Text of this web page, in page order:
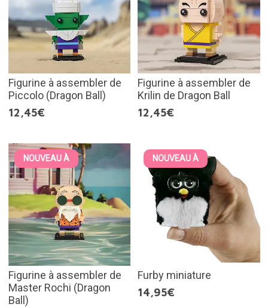
Figurine à assembler de
Piccolo (Dragon Ball)
12,45€
Figurine à assembler de
Krilin de Dragon Ball
12,45€
NOUVEAU À
Figurine à assembler de
Master Rochi (Dragon
Ball)
NOUVEAU À
Furby miniature
14,95€